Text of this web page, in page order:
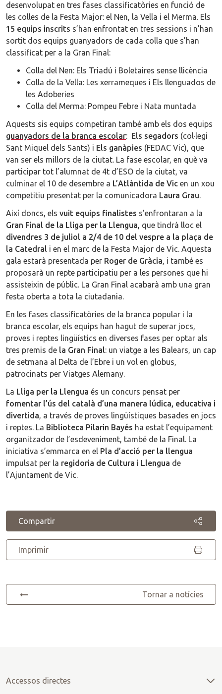
desenvolupat en tres fases classificatòries en funció de
les colles de la Festa Major: el Nen, la Vella i el Merma. Els
15 equips inscrits s’han enfrontat en tres sessions i n’han
sortit dos equips guanyadors de cada colla que s’han
classificat per a la Gran Final:
Colla del Nen: Els Triadú i Boletaires sense llicència
Colla de la Vella: Les xerrameques i Els llenguados de
les Adoberies
Colla del Merma: Pompeu Febre i Nata muntada
Aquests sis equips competiran també amb els dos equips
guanyadors de la branca escolar: Els segadors (col·legi
Sant Miquel dels Sants) i Els ganàpies (FEDAC Vic), que
van ser els millors de la ciutat. La fase escolar, en què va
participar tot l’alumnat de 4t d’ESO de la ciutat, va
culminar el 10 de desembre a L’Atlàntida de Vic en un xou
competitiu presentat per la comunicadora Laura Grau.
Així doncs, els vuit equips finalistes s’enfrontaran a la
Gran Final de la Lliga per la Llengua, que tindrà lloc el
divendres 3 de juliol a 2/4 de 10 del vespre a la plaça de
la Catedral i en el marc de la Festa Major de Vic. Aquesta
gala estarà presentada per Roger de Gràcia, i també es
proposarà un repte participatiu per a les persones que hi
assisteixin de públic. La Gran Final acabarà amb una gran
festa oberta a tota la ciutadania.
En les fases classificatòries de la branca popular i la
branca escolar, els equips han hagut de superar jocs,
proves i reptes lingüístics en diverses fases per optar als
tres premis de la Gran Final: un viatge a les Balears, un cap
de setmana al Delta de l’Ebre i un vol en globus,
patrocinats per Viatges Alemany.
La Lliga per la Llengua és un concurs pensat per
fomentar l’ús del català d’una manera lúdica, educativa i
divertida, a través de proves lingüístiques basades en jocs
i reptes. La Biblioteca Pilarin Bayés ha estat l’equipament
organitzador de l’esdeveniment, també de la Final. La
iniciativa s’emmarca en el Pla d’acció per la llengua
impulsat per la regidoria de Cultura i Llengua de
l’Ajuntament de Vic.
Compartir
Imprimir
Tornar a notícies
Accessos directes